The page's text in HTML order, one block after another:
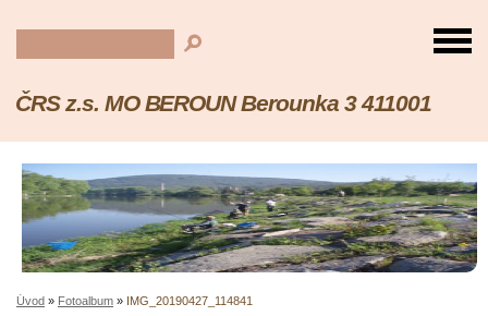
ČRS z.s. MO BEROUN Berounka 3 411001
Úvod » Fotoalbum » IMG_20190427_114841